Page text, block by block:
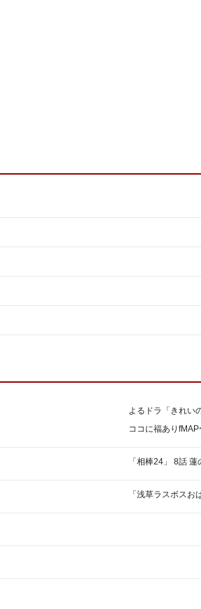
よるドラ「きれい
ココに福あり
「相棒24」 8話
「浅草ラスボスお